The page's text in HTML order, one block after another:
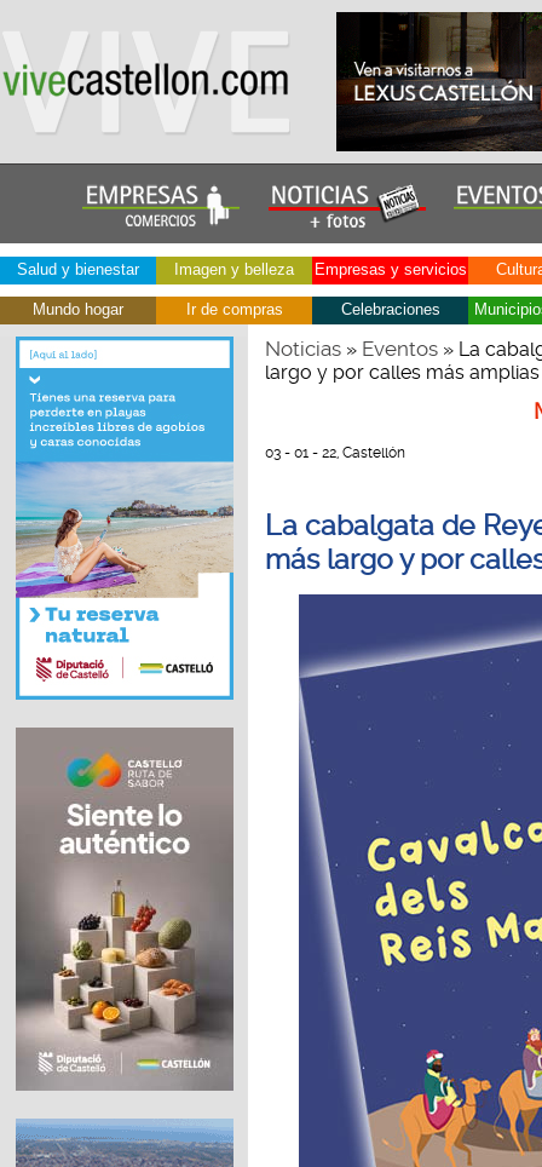
Salud y bienestar Imagen y belleza Empresas y servicios
Mundo hogar Ir de compras Celebraciones
Noticias» Eventos» La
largo y por calles más amplias
03 - 01 - 22, Castellón
La cabalgata de
más largo y por